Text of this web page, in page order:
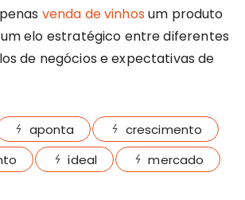
venda de vinhos um produto
elo estratégico entre diferentes
de negócios e expectativas de
aponta
crescimento
ideal
mercado